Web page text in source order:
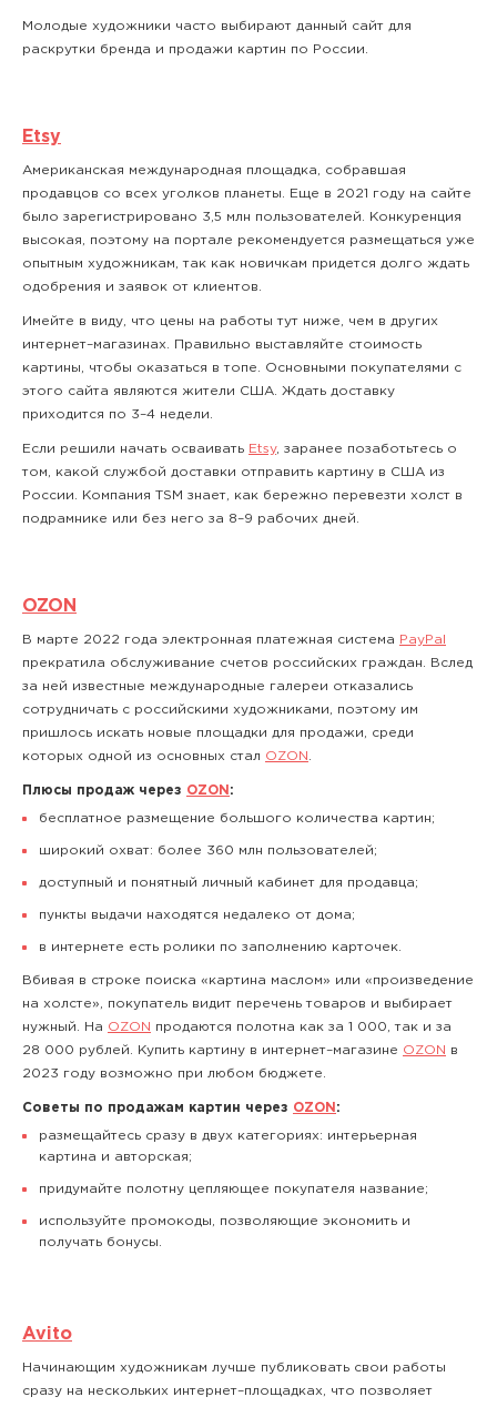
Молодые художники часто выбирают данный сайт для
раскрутки бренда и продажи картин по России.
Etsy
Американская международная площадка, собравшая
продавцов со всех уголков планеты. Еще в 2021 году на сайте
было зарегистрировано 3,5 млн пользователей. Конкуренция
высокая, поэтому на портале рекомендуется размещаться уже
опытным художникам, так как новичкам придется долго ждать
одобрения и заявок от клиентов.
Имейте в виду, что цены на работы тут ниже, чем в других
интернет–магазинах. Правильно выставляйте стоимость
картины, чтобы оказаться в топе. Основными покупателями с
этого сайта являются жители США. Ждать доставку
приходится по 3–4 недели.
Если решили начать осваивать Etsy, заранее позаботьтесь о
том, какой службой доставки отправить картину в США из
России. Компания TSM знает, как бережно перевезти холст в
подрамнике или без него за 8–9 рабочих дней.
OZON
В марте 2022 года электронная платежная система
PayPal
прекратила обслуживание счетов российских граждан. Вслед
за ней известные международные галереи отказались
сотрудничать с российскими художниками, поэтому им
пришлось искать новые площадки для продажи, среди
которых одной из основных стал OZON
Плюсы продаж через OZON :
бесплатное размещение большого количества картин;
широкий охват: более 360 млн пользователей;
доступный и понятный личный кабинет для продавца;
пункты выдачи находятся недалеко от дома;
в интернете есть ролики по заполнению карточек.
Вбивая в строке поиска «картина маслом» или «произведение
на холсте», покупатель видит перечень товаров и выбирает
нужный. На OZON
продаются полотна как за 1 000, так и за
28 000 рублей. Купить картину в интернет–магазине OZON
в
2023 году возможно при любом бюджете.
Советы по продажам картин через OZON :
размещайтесь сразу в двух категориях: интерьерная
картина и авторская;
придумайте полотну цепляющее покупателя название;
используйте промокоды, позволяющие экономить и
получать бонусы.
Avito
Начинающим художникам лучше публиковать свои работы
сразу на нескольких интернет–площадках, что позволяет